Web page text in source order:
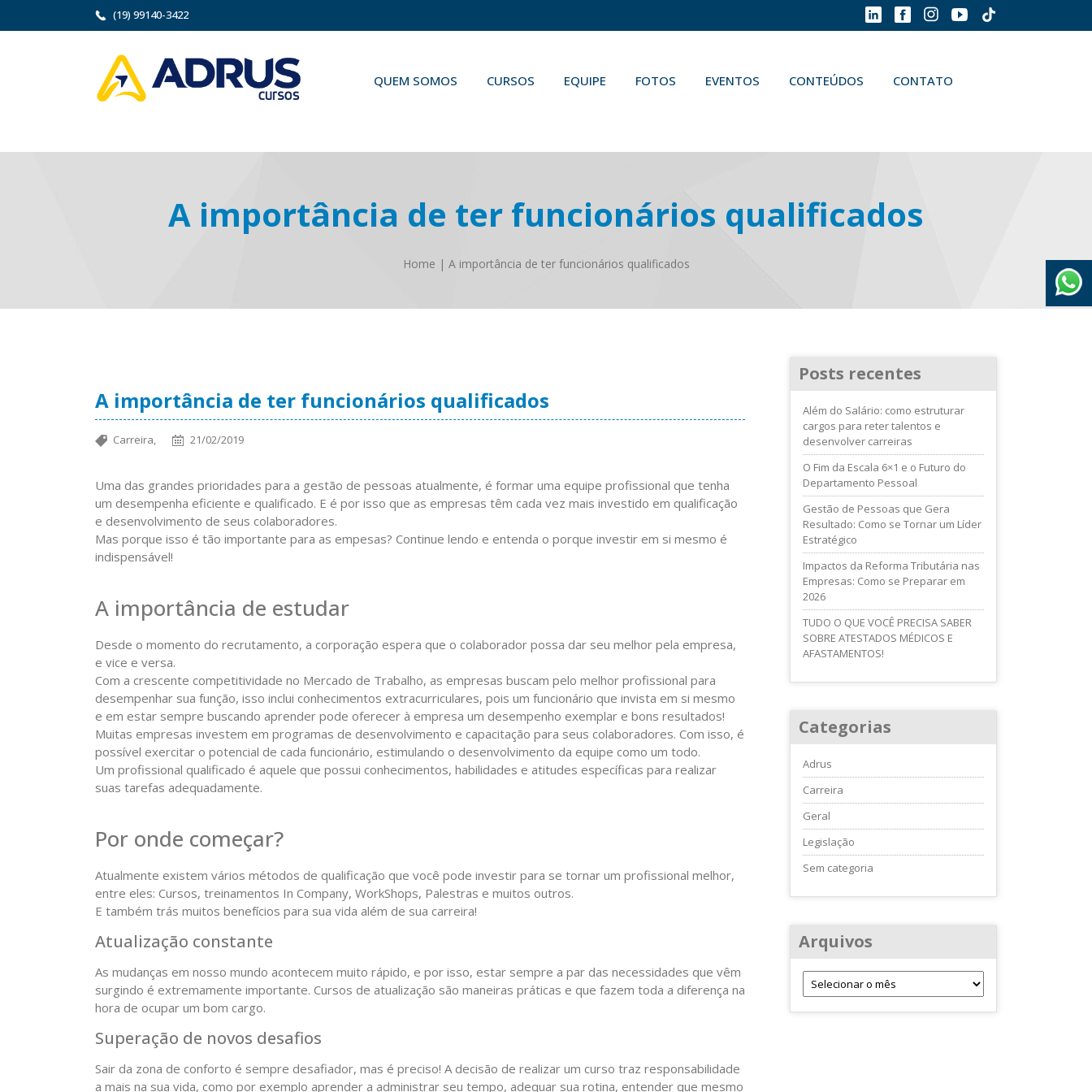
(19) 99140-3422
QUEM SOMOS CURSOS EQUIPE FOTOS EVENTOS CONTEÚDOS CONTATO
A importância de ter funcionários qualificados
Home | A importância de ter funcionários qualificados
A importância de ter funcionários qualificados
Carreira, 21/02/2019
Uma das grandes prioridades para a gestão de pessoas atualmente, é formar uma equipe profissional que tenha
um desempenha eficiente e qualificado. E é por isso que as empresas têm cada vez mais investido em qualificação
e desenvolvimento de seus colaboradores.
Mas porque isso é tão importante para as empesas? Continue lendo e entenda o porque investir em si mesmo é
indispensável!
A importância de estudar
Desde o momento do recrutamento, a corporação espera que o colaborador possa dar seu melhor pela empresa,
e vice e versa.
Com a crescente competitividade no Mercado de Trabalho, as empresas buscam pelo melhor profissional para
desempenhar sua função, isso inclui conhecimentos extracurriculares, pois um funcionário que invista em si mesmo
e em estar sempre buscando aprender pode oferecer à empresa um desempenho exemplar e bons resultados!
Muitas empresas investem em programas de desenvolvimento e capacitação para seus colaboradores. Com isso, é
possível exercitar o potencial de cada funcionário, estimulando o desenvolvimento da equipe como um todo.
Um profissional qualificado é aquele que possui conhecimentos, habilidades e atitudes específicas para realizar
suas tarefas adequadamente.
Por onde começar?
Atualmente existem vários métodos de qualificação que você pode investir para se tornar um profissional melhor,
entre eles: Cursos, treinamentos In Company, WorkShops, Palestras e muitos outros.
E também trás muitos benefícios para sua vida além de sua carreira!
Atualização constante
As mudanças em nosso mundo acontecem muito rápido, e por isso, estar sempre a par das necessidades que vêm
surgindo é extremamente importante. Cursos de atualização são maneiras práticas e que fazem toda a diferença na
hora de ocupar um bom cargo.
Superação de novos desafios
Sair da zona de conforto é sempre desafiador, mas é preciso! A decisão de realizar um curso traz responsabilidade
a mais na sua vida, como por exemplo aprender a administrar seu tempo, adequar sua rotina, entender que mesmo
Posts recentes
Além do Salário: como estruturar
cargos para reter talentos e
desenvolver carreiras
O Fim da Escala 6×1 e o Futuro do
Departamento Pessoal
Gestão de Pessoas que Gera
Resultado: Como se Tornar um Líder
Estratégico
Impactos da Reforma Tributária nas
Empresas: Como se Preparar em
2026
TUDO O QUE VOCÊ PRECISA SABER
SOBRE ATESTADOS MÉDICOS E
AFASTAMENTOS!
Categorias
Adrus
Carreira
Geral
Legislação
Sem categoria
Arquivos